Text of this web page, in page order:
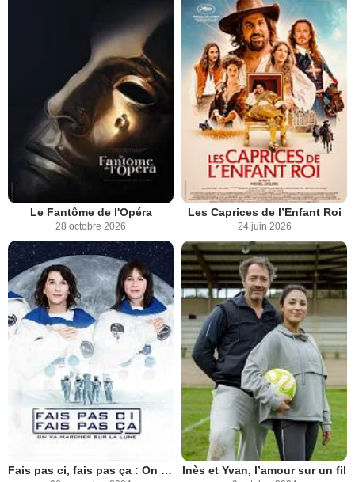
Le Fantôme de l'Opéra
28 octobre 2026
Les Caprices de l’Enfant Roi
24 juin 2026
Fais pas ci, fais pas ça : On va marcher sur la Lune Inès et Yvan, l’amour sur un fil